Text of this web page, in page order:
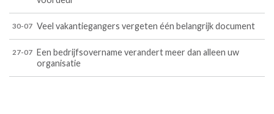
30-07 Veel vakantiegangers vergeten één belangrijk document
27-07
Een bedrijfsovername verandert meer dan alleen uw
organisatie